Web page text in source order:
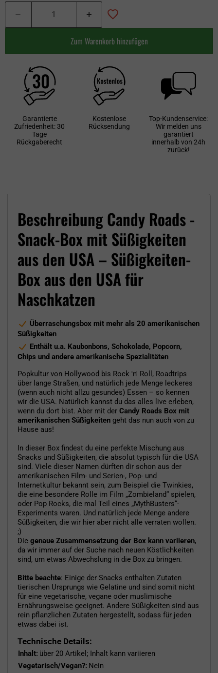
Zum Warenkorb hinzufügen
Garantierte
Zufriedenheit: 30
Tage
Rückgaberecht
Kostenlose
Rücksendung
Top-Kundenservice:
Wir melden uns
garantiert
innerhalb von 24h
zurück!
Beschreibung Candy Roads -
Snack-Box mit Süßigkeiten
aus den USA – Süßigkeiten-
Box aus den USA für
Naschkatzen
Überraschungsbox mit mehr als 20 amerikanischen
Süßigkeiten
Enthält u.a. Kaubonbons, Schokolade, Popcorn,
Chips und andere amerikanische Spezialitäten
Popkultur von Hollywood bis Rock 'n' Roll, Roadtrips
über lange Straßen, und natürlich jede Menge leckeres
(wenn auch nicht allzu gesundes) Essen – so kennen
wir die USA. Natürlich kannst du das alles live erleben,
wenn du dort bist. Aber mit der Candy Roads Box mit
amerikanischen Süßigkeiten geht das nun auch von zu
Hause aus!
In dieser Box findest du eine perfekte Mischung aus
Snacks und Süßigkeiten, die absolut typisch für die USA
sind. Viele dieser Namen dürften dir schon aus der
amerikanischen Film- und Serien-, Pop- und
Internetkultur bekannt sein, zum Beispiel die Twinkies,
die eine besondere Rolle im Film „Zombieland“ spielen,
oder Pop Rocks, die mal Teil eines „MythBusters“-
Experiments waren. Und natürlich jede Menge andere
Süßigkeiten, die wir hier aber nicht alle verraten wollen.
;)
Die genaue Zusammensetzung der Box kann variieren,
da wir immer auf der Suche nach neuen Köstlichkeiten
sind, um etwas Abwechslung in die Box zu bringen.
Bitte beachte: Einige der Snacks enthalten Zutaten
tierischen Ursprungs wie Gelatine und sind somit nicht
für eine vegetarische, vegane oder muslimische
Ernährungsweise geeignet. Andere Süßigkeiten sind aus
rein pflanzlichen Zutaten hergestellt, sodass für jeden
etwas dabei ist.
Technische Details:
Inhalt: über 20 Artikel; Inhalt kann variieren
Vegetarisch/Vegan?: Nein